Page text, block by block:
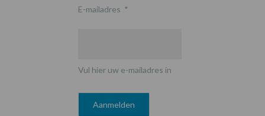
E-mailadres *
Vul hier uw e-mailadres in